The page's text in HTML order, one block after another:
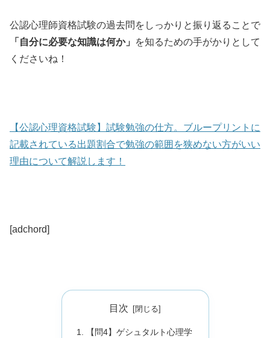
公認心理師資格試験の過去問をしっかりと振り返ることで
「自分に必要な知識は何か」
を知るための手がかりとして
くださいね！
【公認心理資格試験】試験勉強の仕方。ブループリントに
記載されている出題割合で勉強の範囲を狭めない方がいい
理由について解説します！
[adchord]
目次
【問4】ゲシュタルト心理学